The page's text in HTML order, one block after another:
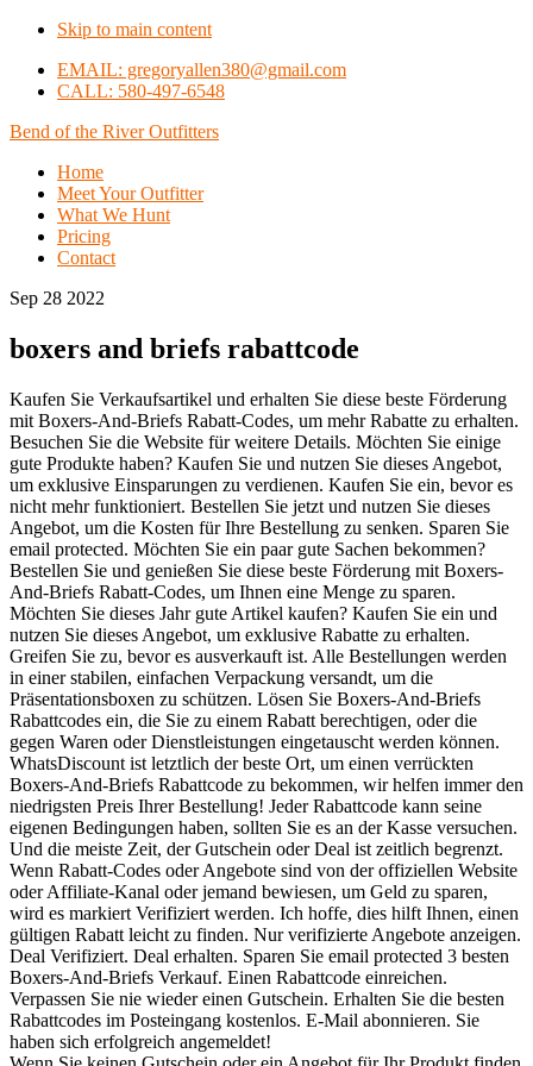
Skip to main content
EMAIL: gregoryallen380@gmail.com
CALL: 580-497-6548
Bend of the River Outfitters
Home
Meet Your Outfitter
What We Hunt
Pricing
Contact
Sep 28 2022
boxers and briefs rabattcode
Kaufen Sie Verkaufsartikel und erhalten Sie diese beste Förderung
mit Boxers-And-Briefs Rabatt-Codes, um mehr Rabatte zu erhalten.
Besuchen Sie die Website für weitere Details. Möchten Sie einige
gute Produkte haben? Kaufen Sie und nutzen Sie dieses Angebot,
um exklusive Einsparungen zu verdienen. Kaufen Sie ein, bevor es
nicht mehr funktioniert. Bestellen Sie jetzt und nutzen Sie dieses
Angebot, um die Kosten für Ihre Bestellung zu senken. Sparen Sie
email protected. Möchten Sie ein paar gute Sachen bekommen?
Bestellen Sie und genießen Sie diese beste Förderung mit Boxers-
And-Briefs Rabatt-Codes, um Ihnen eine Menge zu sparen.
Möchten Sie dieses Jahr gute Artikel kaufen? Kaufen Sie ein und
nutzen Sie dieses Angebot, um exklusive Rabatte zu erhalten.
Greifen Sie zu, bevor es ausverkauft ist. Alle Bestellungen werden
in einer stabilen, einfachen Verpackung versandt, um die
Präsentationsboxen zu schützen. Lösen Sie Boxers-And-Briefs
Rabattcodes ein, die Sie zu einem Rabatt berechtigen, oder die
gegen Waren oder Dienstleistungen eingetauscht werden können.
WhatsDiscount ist letztlich der beste Ort, um einen verrückten
Boxers-And-Briefs Rabattcode zu bekommen, wir helfen immer den
niedrigsten Preis Ihrer Bestellung! Jeder Rabattcode kann seine
eigenen Bedingungen haben, sollten Sie es an der Kasse versuchen.
Und die meiste Zeit, der Gutschein oder Deal ist zeitlich begrenzt.
Wenn Rabatt-Codes oder Angebote sind von der offiziellen Website
oder Affiliate-Kanal oder jemand bewiesen, um Geld zu sparen,
wird es markiert Verifiziert werden. Ich hoffe, dies hilft Ihnen, einen
gültigen Rabatt leicht zu finden. Nur verifizierte Angebote anzeigen.
Deal Verifiziert. Deal erhalten. Sparen Sie email protected 3 besten
Boxers-And-Briefs Verkauf. Einen Rabattcode einreichen.
Verpassen Sie nie wieder einen Gutschein. Erhalten Sie die besten
Rabattcodes im Posteingang kostenlos. E-Mail abonnieren. Sie
haben sich erfolgreich angemeldet!